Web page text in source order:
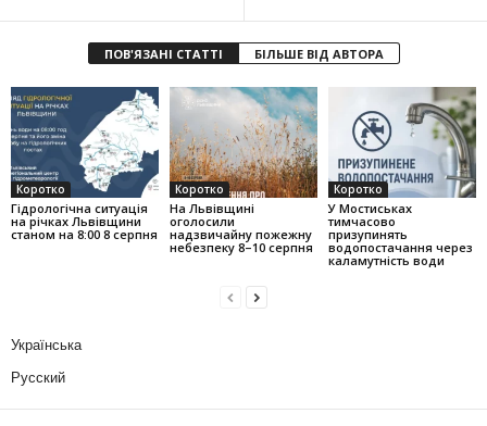
ПОВ'ЯЗАНІ СТАТТІ БІЛЬШЕ ВІД АВТОРА
Коротко
Гідрологічна ситуація
на річках Львівщини
станом на 8:00 8 серпня
Коротко
На Львівщині
оголосили
надзвичайну пожежну
небезпеку 8–10 серпня
Коротко
У Мостиськах
тимчасово
призупинять
водопостачання через
каламутність води
Українська
Русский